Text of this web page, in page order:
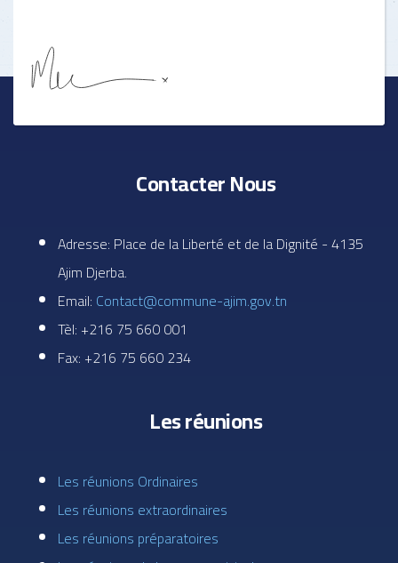
Contacter Nous
Adresse: Place de la Liberté et de la Dignité - 4135
Ajim Djerba.
Email: Contact@commune-ajim.gov.tn
Tèl: +216 75 660 001
Fax: +216 75 660 234
Les réunions
Les réunions Ordinaires
Les réunions extraordinaires
Les réunions préparatoires